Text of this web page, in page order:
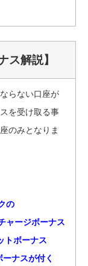
ス解説】
らない口座が
を受け取る事
のみとなりま
の
ャージボーナス
トボーナス
ナスが付く